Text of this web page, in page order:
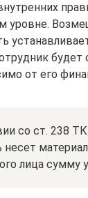
уровне.
от его
со ст. 238
несет
лица сумму